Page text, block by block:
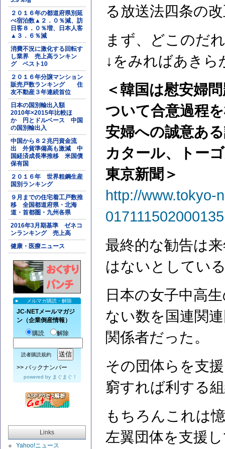
２０１６年の都道府県別延
べ宿泊数▲２．０％減、訪
日客８．０％増、日本人客
▲３．６％減
消費不況に激化する回転す
し業界 売上高ランキン
グ ベスト10
２０１６年分譲マンション
販売戸数ランキング 住
友不動産３年連続首位
日本の国別輸出入額
2010年×2015年比較ほ
か 円とドルベース 中国
の国別輸出入
中国から８２兆円資金流
出 外貨準備高も激減 中
国経済成長率推移 米国債
保有国
２０１６年 世界粗鋼生産
国別ランキング
９月までの住宅着工戸数推
移 全国都道府県・北海
道・首都圏・九州各県
2016年3月期基準 ゼネコ
ンランキング 売上高
健康・医療ニュース
メルマガ購読・解除
JC-NETメールマガジ
ン（企業倒産情報）
購読
解除
読者購読規約
>> バックナンバー
powered by まぐまぐ！
Links
Yahoo!ニュース
る放送法四条の
まず、どこのだ
↓をみればあきら
＜韓国は慰安婦
ついて合意過程
安婦への誠意あ
カタール、トー
東京新聞＞
http://www.tokyo-
最終的な勧告は
はないとしてい
日本の女子中高
ない数を国連関
関係者だった。
その団体らを支
窮すれば利する
もちろんこれは
左翼団体を支援